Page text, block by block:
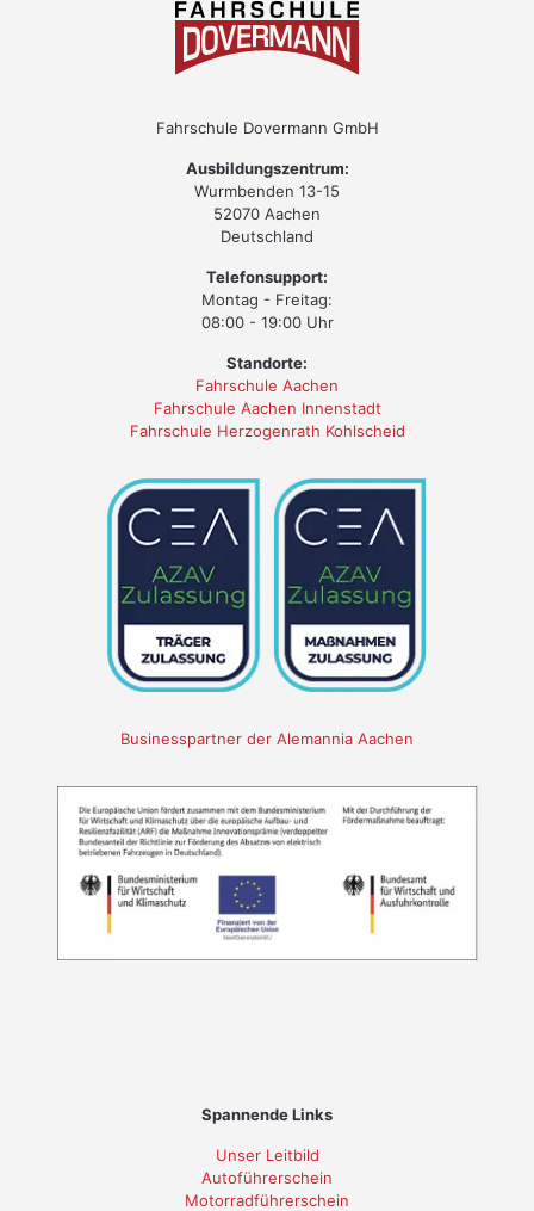
Fahrschule Dovermann GmbH
Ausbildungszentrum:
Wurmbenden 13-15
52070 Aachen
Deutschland
Telefonsupport:
Montag - Freitag:
08:00 - 19:00 Uhr
Standorte:
Fahrschule Aachen
Fahrschule Aachen Innenstadt
Fahrschule Herzogenrath Kohlscheid
Businesspartner der Alemannia Aachen
Spannende Links
Unser Leitbild
Autoführerschein
Motorradführerschein